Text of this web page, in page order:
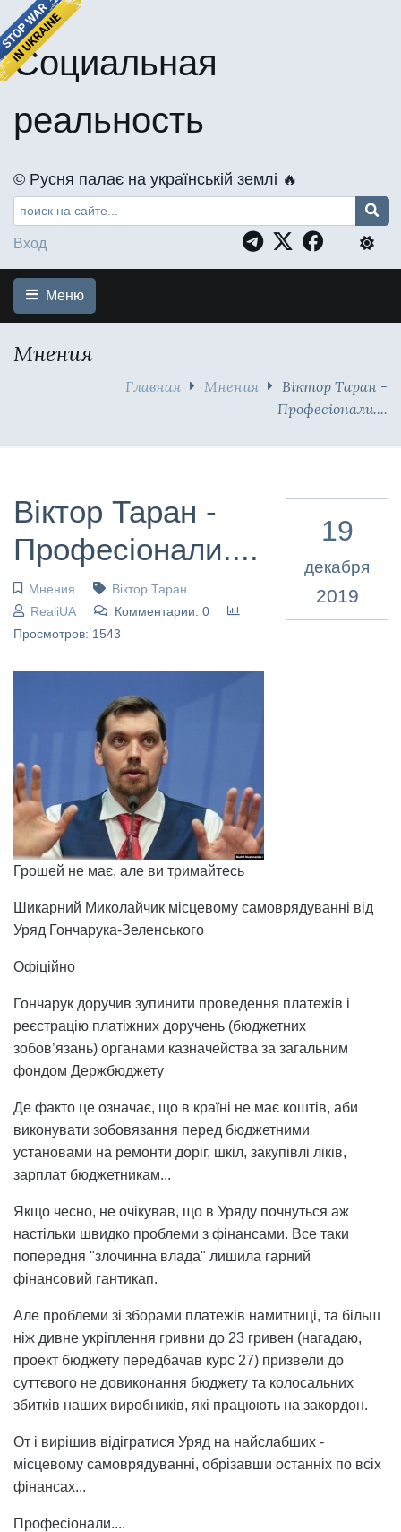
Социальная
реальность
©️ Русня палає на українській землі 🔥
Вход
Меню
Мнения
Главная Мнения
Віктор Таран -
Професіонали....
Віктор Таран -
Професіонали....
Мнения
Віктор Таран
RealiUA
Комментарии: 0
Просмотров: 1543
19
декабря
2019
Грошей не має, але ви тримайтесь
Шикарний Миколайчик місцевому самоврядуванні від
Уряд Гончарука-Зеленського
Офіційно
Гончарук доручив зупинити проведення платежів і
реєстрацію платіжних доручень (бюджетних
зобов’язань) органами казначейства за загальним
фондом Держбюджету
Де факто це означає, що в країні не має коштів, аби
виконувати зобовязання перед бюджетними
установами на ремонти доріг, шкіл, закупівлі ліків,
зарплат бюджетникам...
Якщо чесно, не очікував, що в Уряду почнуться аж
настільки швидко проблеми з фінансами. Все таки
попередня "злочинна влада" лишила гарний
фінансовий гантикап.
Але проблеми зі зборами платежів намитниці, та більш
ніж дивне укріплення гривни до 23 гривен (нагадаю,
проект бюджету передбачав курс 27) призвели до
суттєвого не довиконання бюджету та колосальних
збитків наших виробників, які працюють на закордон.
От і вирішив відігратися Уряд на найслабших -
місцевому самоврядуванні, обрізавши останніх по всіх
фінансах...
Професіонали....